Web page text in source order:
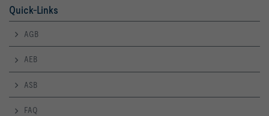
Quick-Links
AGB
AEB
ASB
FAQ